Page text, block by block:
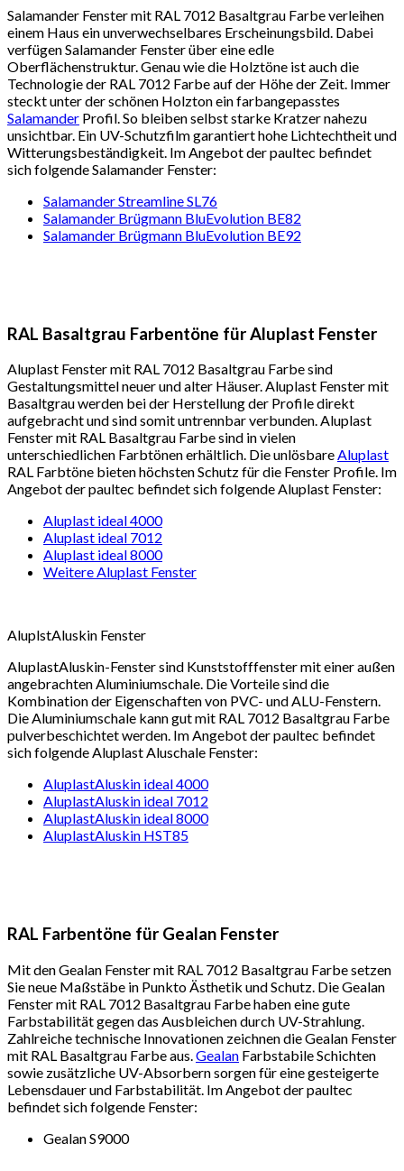
Salamander Fenster mit RAL 7012 Basaltgrau Farbe verleihen
einem Haus ein unverwechselbares Erscheinungsbild. Dabei
verfügen Salamander Fenster über eine edle
Oberflächenstruktur. Genau wie die Holztöne ist auch die
Technologie der RAL 7012 Farbe auf der Höhe der Zeit. Immer
steckt unter der schönen Holzton ein farbangepasstes
Salamander Profil. So bleiben selbst starke Kratzer nahezu
unsichtbar. Ein UV-Schutzfilm garantiert hohe Lichtechtheit und
Witterungsbeständigkeit. Im Angebot der paultec befindet
sich folgende Salamander Fenster:
Salamander Streamline SL76
Salamander Brügmann BluEvolution BE82
Salamander Brügmann BluEvolution BE92
RAL Basaltgrau Farbentöne für Aluplast Fenster
Aluplast Fenster mit RAL 7012 Basaltgrau Farbe sind
Gestaltungsmittel neuer und alter Häuser. Aluplast Fenster mit
Basaltgrau werden bei der Herstellung der Profile direkt
aufgebracht und sind somit untrennbar verbunden. Aluplast
Fenster mit RAL Basaltgrau Farbe sind in vielen
unterschiedlichen Farbtönen erhältlich. Die unlösbareAluplast
RAL Farbtöne bieten höchsten Schutz für die Fenster Profile. Im
Angebot der paultec befindet sich folgende Aluplast Fenster:
Aluplast ideal 4000
Aluplast ideal 7012
Aluplast ideal 8000
Weitere Aluplast Fenster
AluplstAluskin Fenster
AluplastAluskin-Fenster sind Kunststofffenster mit einer außen
angebrachten Aluminiumschale. Die Vorteile sind die
Kombination der Eigenschaften von PVC- und ALU-Fenstern.
Die Aluminiumschale kann gut mit RAL 7012 Basaltgrau Farbe
pulverbeschichtet werden. Im Angebot der paultec befindet
sich folgende Aluplast Aluschale Fenster:
AluplastAluskin ideal 4000
AluplastAluskin ideal 7012
AluplastAluskin ideal 8000
AluplastAluskin HST85
RAL Farbentöne für Gealan Fenster
Mit den Gealan Fenster mit RAL 7012 Basaltgrau Farbe setzen
Sie neue Maßstäbe in Punkto Ästhetik und Schutz. Die Gealan
Fenster mit RAL 7012 Basaltgrau Farbe haben eine gute
Farbstabilität gegen das Ausbleichen durch UV-Strahlung.
Zahlreiche technische Innovationen zeichnen die Gealan Fenster
mit RAL Basaltgrau Farbe aus.Gealan Farbstabile Schichten
sowie zusätzliche UV-Absorbern sorgen für eine gesteigerte
Lebensdauer und Farbstabilität. Im Angebot der paultec
befindet sich folgende Fenster:
Gealan S9000